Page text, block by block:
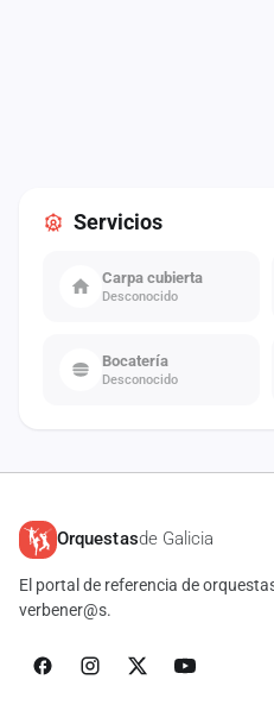
Servicios
Carpa cubierta
Desconocido
Bocatería
Desconocido
Orquestasde Galicia
El portal de referencia de
verbener@s.